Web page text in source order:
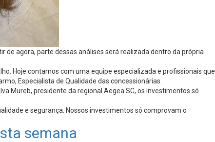
de agora, parte dessas análises será realizada dentro da própria
Hoje contamos com uma equipe especializada e profissionais que
Especialista de Qualidade das concessionárias.
Mureb, presidente da regional Aegea SC, os investimentos só
e segurança. Nossos investimentos só comprovam o
semana